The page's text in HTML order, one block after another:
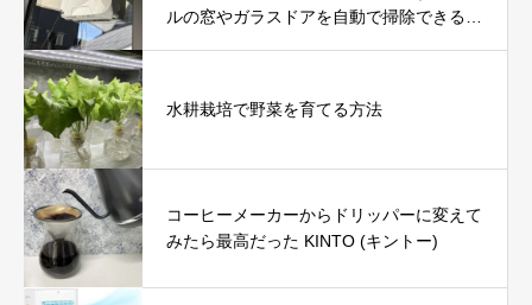
ルの窓やガラスドアを自動で掃除できる窓
水耕栽培で野菜を育てる方法
コーヒーメーカーからドリッパーに変えて
みたら最高だった KINTO (キントー)